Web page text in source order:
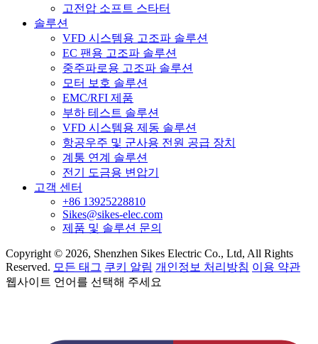
고전압 소프트 스타터
솔루션
VFD 시스템용 고조파 솔루션
EC 팬용 고조파 솔루션
중주파로용 고조파 솔루션
모터 보호 솔루션
EMC/RFI 제품
부하 테스트 솔루션
VFD 시스템용 제동 솔루션
항공우주 및 군사용 전원 공급 장치
계통 연계 솔루션
전기 도금용 변압기
고객 센터
+86 13925228810
Sikes@sikes-elec.com
제품 및 솔루션 문의
Copyright © 2026, Shenzhen Sikes Electric Co., Ltd, All Rights
Reserved. 모든 태그 쿠키 알림 개인정보 처리방침 이용 약관
웹사이트 언어를 선택해 주세요